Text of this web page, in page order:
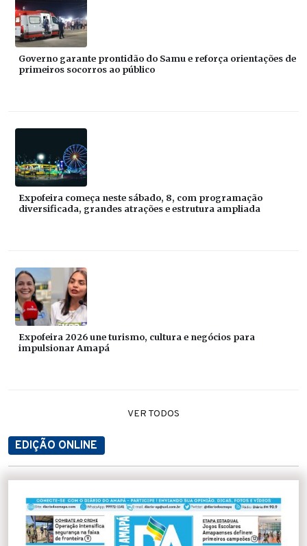
Governo garante prontidão do Samu e reforça orientações de
primeiros socorros ao público
Expofeira começa neste sábado, 8, com programação
diversificada, grandes atrações e estrutura ampliada
Expofeira 2026 une turismo, cultura e negócios para
impulsionar Amapá
VER TODOS
EDIÇÃO ONLINE